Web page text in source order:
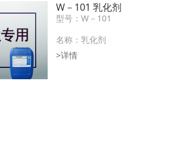
W－101 乳化剂
型号：W－101
名称：乳化剂
摘要：乳化性能好。
>详情